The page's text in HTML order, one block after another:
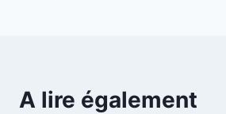
A lire également